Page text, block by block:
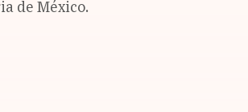
de México.